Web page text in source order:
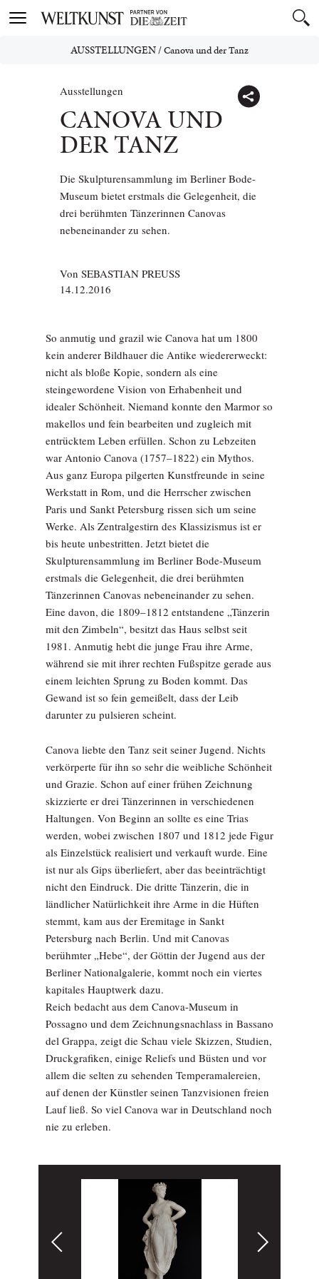
Toggle
AUSSTELLUNGEN/Canova und der Tanz
Ausstellungen
CANOVA UND
DER TANZ
Die Skulpturensammlung im Berliner Bode-
Museum bietet erstmals die Gelegenheit, die
drei berühmten Tänzerinnen Canovas
nebeneinander zu sehen.
Von SEBASTIAN PREUSS
14.12.2016
So anmutig und grazil wie Canova hat um 1800
kein anderer Bildhauer die Antike wiedererweckt:
nicht als bloße Kopie, sondern als eine
steingewordene Vision von Erhabenheit und
idealer Schönheit. Niemand konnte den Marmor so
makellos und fein bearbeiten und zugleich mit
entrücktem Leben erfüllen. Schon zu ­Lebzeiten
war Antonio Canova (1757–1822) ein Mythos.
Aus ganz Europa pilgerten Kunstfreunde in seine
Werkstatt in Rom, und die Herrscher zwischen
Paris und Sankt Petersburg rissen sich um seine
Werke. Als Zentralgestirn des Klassizismus ist er
bis heute unbestritten. Jetzt bietet die
Skulpturensammlung im Berliner Bode-Museum
erstmals die Gelegenheit, die drei berühmten
Tänzerinnen Canovas nebeneinander zu sehen.
Eine davon, die 1809–1812 entstan­dene „Tänzerin
mit den Zimbeln“, besitzt das Haus selbst seit
1981. Anmutig hebt die junge Frau ihre Arme,
während sie mit ihrer rechten Fußspitze gerade aus
einem leichten Sprung zu Boden kommt. Das
Gewand ist so fein gemeißelt, dass der Leib
darunter zu pulsieren scheint.
Canova liebte den Tanz seit seiner Jugend. Nichts
verkörperte für ihn so sehr die weibliche Schönheit
und Grazie. Schon auf einer frühen Zeichnung
skizzierte er drei Tänzerinnen in verschiedenen
Haltungen. Von Beginn an sollte es eine Trias
werden, wobei zwischen 1807 und 1812 jede Figur
als Einzelstück realisiert und verkauft wurde. Eine
ist nur als Gips überliefert, aber das beeinträchtigt
nicht den Eindruck. Die dritte Tänzerin, die in
ländlicher Natürlichkeit ihre Arme in die Hüften
stemmt, kam aus der Eremitage in Sankt
Petersburg nach Berlin. Und mit Canovas
berühmter „Hebe“, der Göttin der Jugend aus der
Berliner Nationalgalerie, kommt noch ein viertes
kapitales Hauptwerk dazu.
Reich bedacht aus dem Canova-Museum in
Possagno und dem Zeichnungsnachlass in Bassano
del Grappa, zeigt die Schau viele Skizzen, Studien,
Druckgrafiken, einige Reliefs und Büsten und vor
allem die selten zu sehenden Temperamalereien,
auf denen der Künstler seinen Tanzvisionen freien
Lauf ließ. So viel Canova war in Deutschland noch
nie zu erleben.